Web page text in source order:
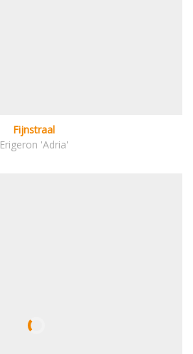
Fijnstraal
Erigeron 'Adria'